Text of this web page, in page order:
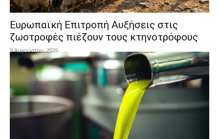
Ευρωπαϊκή Επιτροπή Αυξήσεις στις
ζωοτροφές πιέζουν τους κτηνοτρόφους
9 Αυγούστου, 2026